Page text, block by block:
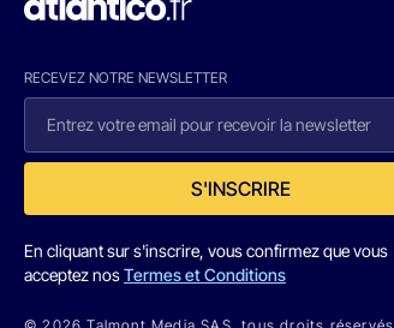
RECEVEZ NOTRE NEWSLETTER
S'INSCRIRE
En cliquant sur s'inscrire, vous confirmez que vous
acceptez nosTermes et Conditions